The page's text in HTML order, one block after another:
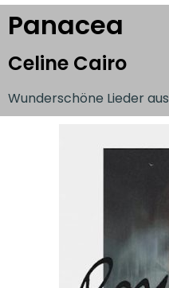
Panacea
Celine Cairo
Wunderschöne Lieder